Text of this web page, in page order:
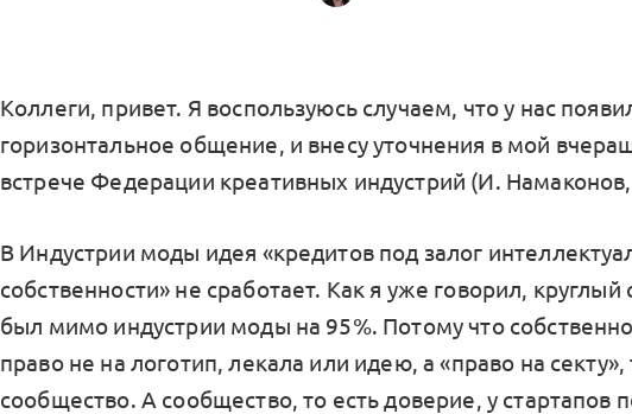
Коллеги, привет. Я воспользуюсь случаем, что у нас
горизонтальное общение, и внесу уточнения в мой
встрече Федерации креативных индустрий (И.
В Индустрии моды идея «кредитов под залог
собственности» не сработает. Как я уже говорил,
был мимо индустрии моды на 95%. Потому что
право не на логотип, лекала или идею, а «право на секту»,
сообщество. А сообщество, то есть доверие, у стартапов